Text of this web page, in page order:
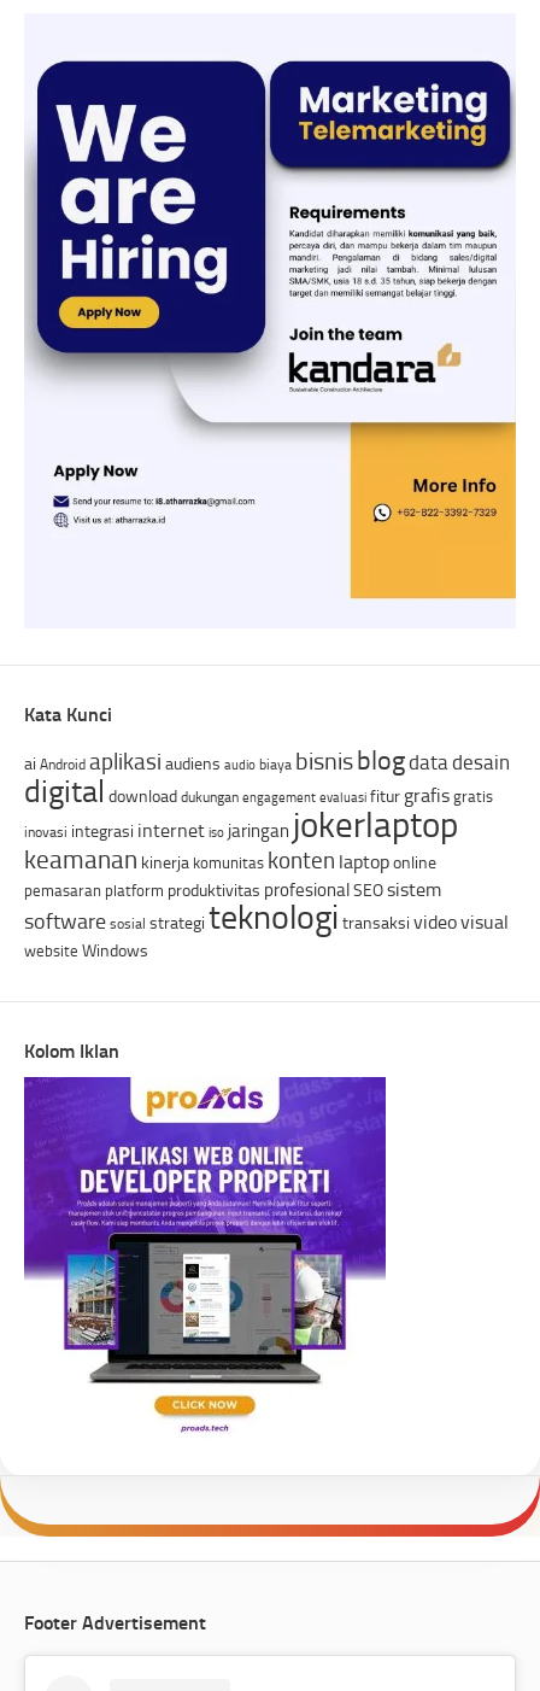
Kata Kunci
ai Android aplikasi audiens audio biaya bisnisblogdatadesain
digital download dukungan engagement evaluasi fitur grafis gratis
inovasi integrasi internet iso jaringan jokerlaptop
keamanan kinerja komunitas konten laptoponline
pemasaran platform produktivitas profesionalSEOsistem
software sosial strategi teknologi transaksi videovisual
website Windows
Kolom Iklan
Footer Advertisement